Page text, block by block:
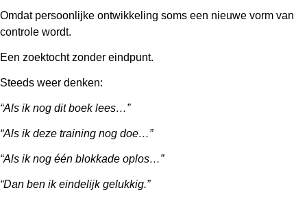
Omdat persoonlijke ontwikkeling soms een nieuwe vorm van
controle wordt.
Een zoektocht zonder eindpunt.
Steeds weer denken:
“Als ik nog dit boek lees…”
“Als ik deze training nog doe…”
“Als ik nog één blokkade oplos…”
“Dan ben ik eindelijk gelukkig.”